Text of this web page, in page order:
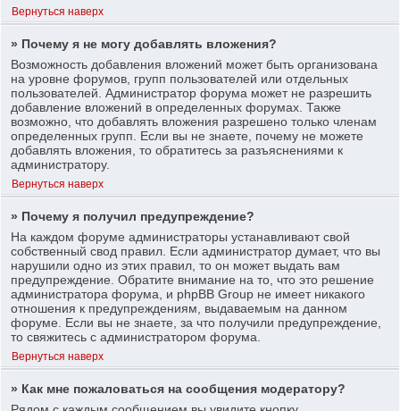
Вернуться наверх
» Почему я не могу добавлять вложения?
Возможность добавления вложений может быть организована
на уровне форумов, групп пользователей или отдельных
пользователей. Администратор форума может не разрешить
добавление вложений в определенных форумах. Также
возможно, что добавлять вложения разрешено только членам
определенных групп. Если вы не знаете, почему не можете
добавлять вложения, то обратитесь за разъяснениями к
администратору.
Вернуться наверх
» Почему я получил предупреждение?
На каждом форуме администраторы устанавливают свой
собственный свод правил. Если администратор думает, что вы
нарушили одно из этих правил, то он может выдать вам
предупреждение. Обратите внимание на то, что это решение
администратора форума, и phpBB Group не имеет никакого
отношения к предупреждениям, выдаваемым на данном
форуме. Если вы не знаете, за что получили предупреждение,
то свяжитесь с администратором форума.
Вернуться наверх
» Как мне пожаловаться на сообщения модератору?